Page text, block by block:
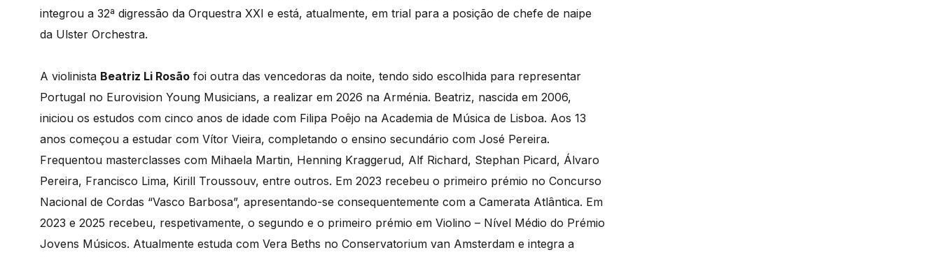
integrou a 32ª digressão da Orquestra XXI e está, atualmente, em trial para a posição de chefe de naipe
da Ulster Orchestra.
A violinista Beatriz Li Rosão foi outra das vencedoras da noite, tendo sido escolhida para representar
Portugal no Eurovision Young Musicians, a realizar em 2026 na Arménia. Beatriz, nascida em 2006,
iniciou os estudos com cinco anos de idade com Filipa Poêjo na Academia de Música de Lisboa. Aos 13
anos começou a estudar com Vítor Vieira, completando o ensino secundário com José Pereira.
Frequentou masterclasses com Mihaela Martin, Henning Kraggerud, Alf Richard, Stephan Picard, Álvaro
Pereira, Francisco Lima, Kirill Troussouv, entre outros. Em 2023 recebeu o primeiro prémio no Concurso
Nacional de Cordas “Vasco Barbosa”, apresentando-se consequentemente com a Camerata Atlântica. Em
2023 e 2025 recebeu, respetivamente, o segundo e o primeiro prémio em Violino – Nível Médio do Prémio
Jovens Músicos. Atualmente estuda com Vera Beths no Conservatorium van Amsterdam e integra a